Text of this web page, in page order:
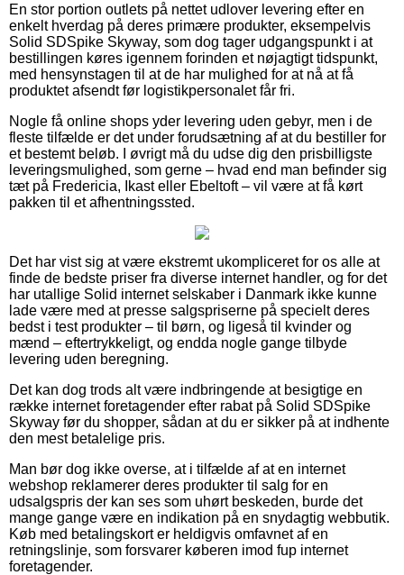
En stor portion outlets på nettet udlover levering efter en
enkelt hverdag på deres primære produkter, eksempelvis
Solid SDSpike Skyway, som dog tager udgangspunkt i at
bestillingen køres igennem forinden et nøjagtigt tidspunkt,
med hensynstagen til at de har mulighed for at nå at få
produktet afsendt før logistikpersonalet får fri.
Nogle få online shops yder levering uden gebyr, men i de
fleste tilfælde er det under forudsætning af at du bestiller for
et bestemt beløb. I øvrigt må du udse dig den prisbilligste
leveringsmulighed, som gerne – hvad end man befinder sig
tæt på Fredericia, Ikast eller Ebeltoft – vil være at få kørt
pakken til et afhentningssted.
Det har vist sig at være ekstremt ukompliceret for os alle at
finde de bedste priser fra diverse internet handler, og for det
har utallige Solid internet selskaber i Danmark ikke kunne
lade være med at presse salgspriserne på specielt deres
bedst i test produkter – til børn, og ligeså til kvinder og
mænd – eftertrykkeligt, og endda nogle gange tilbyde
levering uden beregning.
Det kan dog trods alt være indbringende at besigtige en
række internet foretagender efter rabat på Solid SDSpike
Skyway før du shopper, sådan at du er sikker på at indhente
den mest betalelige pris.
Man bør dog ikke overse, at i tilfælde af at en internet
webshop reklamerer deres produkter til salg for en
udsalgspris der kan ses som uhørt beskeden, burde det
mange gange være en indikation på en snydagtig webbutik.
Køb med betalingskort er heldigvis omfavnet af en
retningslinje, som forsvarer køberen imod fup internet
foretagender.